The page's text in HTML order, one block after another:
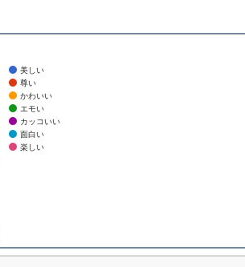
美しい
尊い
かわいい
エモい
カッコいい
面白い
楽しい